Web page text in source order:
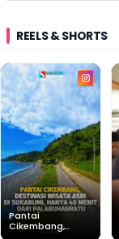
REELS & SHORTS
Pantai
Cikembang,